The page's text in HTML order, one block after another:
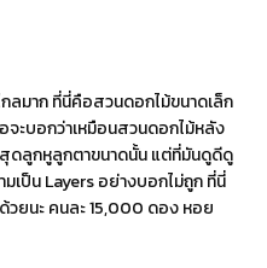
ลมาก ที่นี่คือสวนดอกไม้ขนาดเล็ก
ะบอกว่าเหมือนสวนดอกไม้หลัง
ดลูกหูลูกตาขนาดนั้น แต่ที่มันดูดีดู
มเป็น Layers อย่างบอกไม่ถูก ที่นี่
วยนะ คนละ 15,000 ดอง หอย